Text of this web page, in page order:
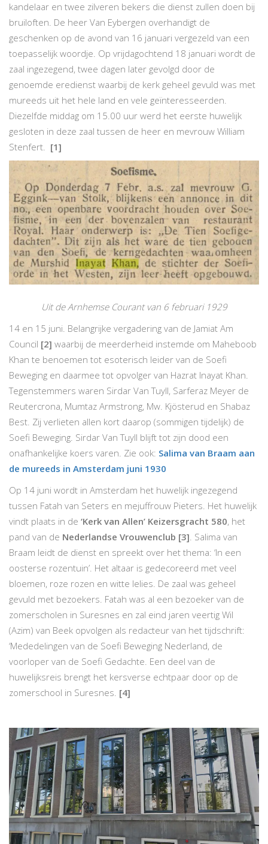
kandelaar en twee zilveren bekers die dienst zullen doen bij
bruiloften. De heer Van Eybergen overhandigt de
geschenken op de avond van 16 januari vergezeld van een
toepasselijk woordje. Op vrijdagochtend 18 januari wordt de
zaal ingezegend, twee dagen later gevolgd door de
genoemde eredienst waarbij de kerk geheel gevuld was met
mureeds uit het hele land en vele geïnteresseerden.
Diezelfde middag om 15.00 uur werd het eerste huwelijk
gesloten in deze zaal tussen de heer en mevrouw William
Stenfert. [1]
Uit de Arnhemse Courant van 6 februari 1929
14 en 15 juni. Belangrijke vergadering van de Jamiat Am
Council [2] waarbij de meerderheid instemde om Maheboob
Khan te benoemen tot esoterisch leider van de Soefi
Beweging en daarmee tot opvolger van Hazrat Inayat Khan.
Tegenstemmers waren Sirdar Van Tuyll, Sarferaz Meyer de
Reutercrona, Mumtaz Armstrong, Mw. Kjösterud en Shabaz
Best. Zij verlieten allen kort daarop (sommigen tijdelijk) de
Soefi Beweging. Sirdar Van Tuyll blijft tot zijn dood een
onafhankelijke koers varen. Zie ook: Salima van Braam aan
de mureeds in Amsterdam juni 1930
Op 14 juni wordt in Amsterdam het huwelijk ingezegend
tussen Fatah van Seters en mejuffrouw Pieters. Het huwelijk
vindt plaats in de ‘Kerk van Allen’ Keizersgracht 580, het
pand van de Nederlandse Vrouwenclub [3]. Salima van
Braam leidt de dienst en spreekt over het thema: ‘In een
oosterse rozentuin’. Het altaar is gedecoreerd met veel
bloemen, roze rozen en witte lelies. De zaal was geheel
gevuld met bezoekers. Fatah was al een bezoeker van de
zomerscholen in Suresnes en zal eind jaren veertig Wil
(Azim) van Beek opvolgen als redacteur van het tijdschrift:
‘Mededelingen van de Soefi Beweging Nederland, de
voorloper van de Soefi Gedachte. Een deel van de
huwelijksreis brengt het kersverse echtpaar door op de
zomerschool in Suresnes. [4]